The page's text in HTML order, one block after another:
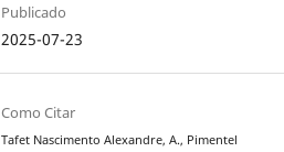
Publicado
2025-07-23
Como Citar
Tafet Nascimento Alexandre, A., Pimentel